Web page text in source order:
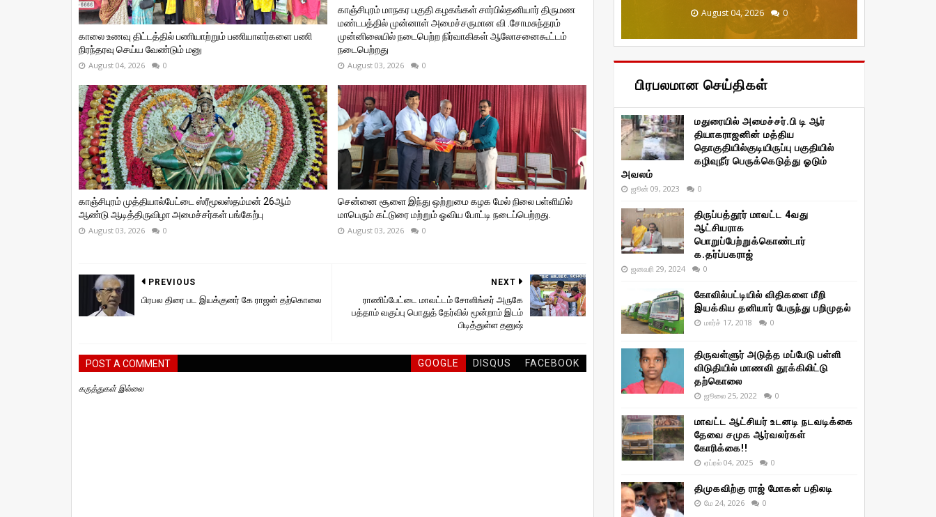
காலை உணவு திட்டத்தில் பணியாற்றும் பணியாளர்களை பணி
நிரந்தரவு செய்ய வேண்டும் மனு
August 04, 2026 0
காஞ்சிபுரம் மாநகர பகுதி கழகங்கள் சார்பில்தனியார் திருமண
மண்டபத்தில் முன்னாள் அமைச்சருமான வி ‌.சோமசுந்தரம்
முன்னிலையில் நடைபெற்ற நிர்வாகிகள் ஆலோசனைகூட்டம்
நடைபெற்றது
August 03, 2026 0
காஞ்சிபுரம் முத்தியால்பேட்டை ஸ்ரீமூலஸ்தம்மன் 26ஆம்
ஆண்டு ஆடித்திருவிழா அமைச்சர்கள் பங்கேற்பு
August 03, 2026 0
சென்னை சூளை இந்து ஒற்றுமை கழக மேல் நிலை பள்ளியில்
மாபெரும் கட்டுரை மற்றும் ஓவிய போட்டி நடைப்பெற்றது.
August 03, 2026 0
NEXT
ராணிப்பேட்டை மாவட்டம் சோளிங்கர் அருகே
பத்தாம் வகுப்பு பொதுத் தேர்வில் மூன்றாம் இடம்
பிடித்துள்ள தனுஷ்
PREVIOUS
பிரபல திரை பட இயக்குனர் கே ராஜன் தற்கொலை
POST A COMMENT GOOGLE DISQUS FACEBOOK
கருத்துகள் இல்லை
August 04, 2026 0
August 04, 2026 0
January 29, 2026 0
January 29, 2026 0
December 20, 2025
பிரபலமான செய்திகள்
மதுரையில் அமைச்சர்.பி டி ஆர்
தியாகராஜனின் மத்திய
தொகுதியில்குடியிருப்பு பகுதியில்
கழிவுநீர் பெருக்கெடுத்து ஓடும்
அவலம்
ஜூன் 09, 2023 0
திருப்பத்தூர் மாவட்ட 4வது
ஆட்சியராக
பொறுப்பேற்றுக்கொண்டார்
க.தர்ப்பகராஜ்
ஜனவரி 29, 2024 0
கோவில்பட்டியில் விதிகளை மீறி
இயக்கிய தனியார் பேருந்து பறிமுதல்
மார்ச் 17, 2018 0
திருவள்ளுர் அடுத்த மப்பேடு பள்ளி
விடுதியில் மாணவி தூக்கிலிட்டு
தற்கொலை
ஜூலை 25, 2022 0
மாவட்ட ஆட்சியர் உடனடி நடவடிக்கை
தேவை சமுக ஆர்வலர்கள்
கோரிக்கை!!
ஏப்ரல் 04, 2025 0
திமுகவிற்கு ராஜ் மோகன் பதிலடி
மே 24, 2026 0